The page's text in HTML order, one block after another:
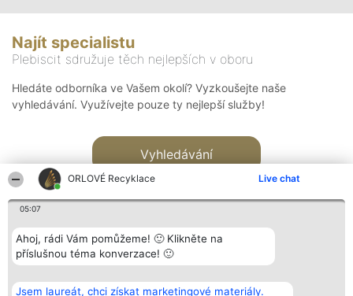
ORLOVÉ Recyklace Live chat
05:07
Ahoj, rádi Vám pomůžeme! 🙂 Klikněte na
příslušnou téma konverzace! 🙂
Jsem laureát, chci získat marketingové materiály.
Najít specialistu
Plebiscit sdružuje těch nejlepších v oboru
Hledáte odborníka ve Vašem okolí? Vyzkoušejte naše
vyhledávání. Využívejte pouze ty nejlepší služby!
Vyhledávání
Bright Side Solutions sp. z o.
o. sp. k.
Vítězové
Seznam všech
Kontakt